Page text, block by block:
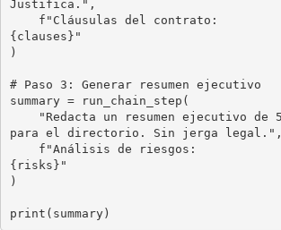
Justifica.",
{clauses}"
)
# Paso 3: Generar resumen ejecutivo
summary = run_chain_step(
para el directorio. Sin jerga legal.",
{risks}"
)
print(summary)